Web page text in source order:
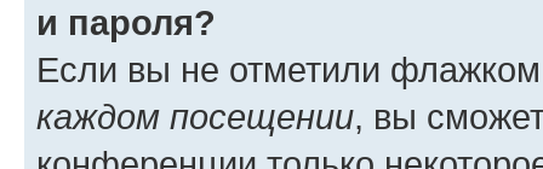
и пароля?
Если вы не отметили
каждом посещении, вы